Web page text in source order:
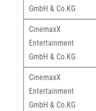
GmbH & Co.KG
CinemaxX
Entertainment
GmbH & Co.KG
CinemaxX
Entertainment
GmbH & Co.KG